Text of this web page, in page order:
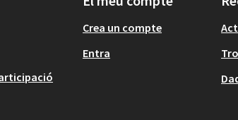
Crea un compte
Entra